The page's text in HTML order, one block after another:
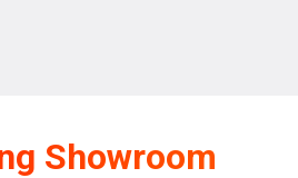
Showroom